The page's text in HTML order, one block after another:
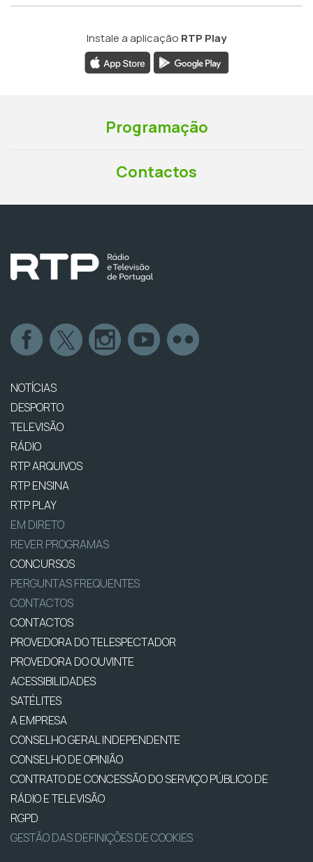
Instale a aplicação RTP Play
Programação
Contactos
NOTÍCIAS
DESPORTO
TELEVISÃO
RÁDIO
RTP ARQUIVOS
RTP ENSINA
RTP PLAY
EM DIRETO
REVER PROGRAMAS
CONCURSOS
PERGUNTAS FREQUENTES
CONTACTOS
CONTACTOS
PROVEDORA DO TELESPECTADOR
PROVEDORA DO OUVINTE
ACESSIBILIDADES
SATÉLITES
A EMPRESA
CONSELHO GERAL INDEPENDENTE
CONSELHO DE OPINIÃO
CONTRATO DE CONCESSÃO DO SERVIÇO PÚBLICO DE
RÁDIO E TELEVISÃO
RGPD
GESTÃO DAS DEFINIÇÕES DE COOKIES